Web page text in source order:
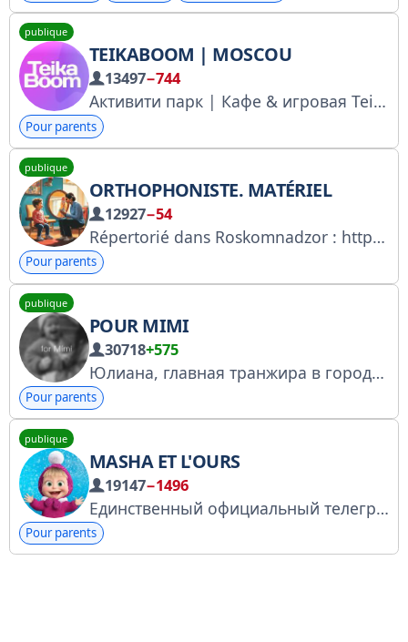
publique
TEIKABOOM | MOSCOU
13497−744
Активити парк | Кафе & игровая TeikaBoom
Pour parents
publique
ORTHOPHONISTE. MATÉRIEL
12927−54
Répertorié dans Roskomnadzor : https://thlk.ru/TF11n. Destiné aux orthophonistes, aux enseignants spécialisés et aux parents. Des ressources utiles au quotidien. Partagé par @Afisha_detirf. Retrouvez-nous sur la plateforme : https://telega.in/c/logopedy_top
Pour parents
publique
POUR MIMI
30718+575
Юлиана, главная транжира в городе по мнению моего мужа и самая лучшая мама по мнению дочки!
Pour parents
publique
MASHA ET L'OURS
19147−1496
Единственный официальный телеграм-канал «Маша и Медведь»!
Pour parents